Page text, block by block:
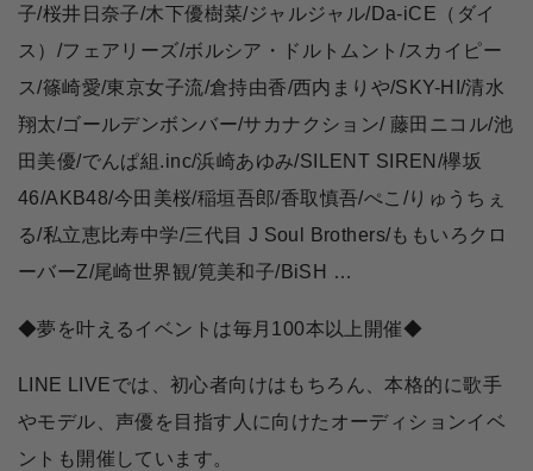
子/桜井日奈子/木下優樹菜/ジャルジャル/Da-iCE（ダイ
ス）/フェアリーズ/ボルシア・ドルトムント/スカイピー
ス/篠崎愛/東京女子流/倉持由香/西内まりや/SKY-HI/清水
翔太/ゴールデンボンバー/サカナクション/ 藤田ニコル/池
田美優/でんぱ組.inc/浜崎あゆみ/SILENT SIREN/欅坂
46/AKB48/今田美桜/稲垣吾郎/香取慎吾/ぺこ/りゅうちぇ
る/私立恵比寿中学/三代目 J Soul Brothers/ももいろクロ
ーバーZ/尾崎世界観/筧美和子/BiSH …
◆夢を叶えるイベントは毎月100本以上開催◆
LINE LIVEでは、初心者向けはもちろん、本格的に歌手
やモデル、声優を目指す人に向けたオーディションイベ
ントも開催しています。